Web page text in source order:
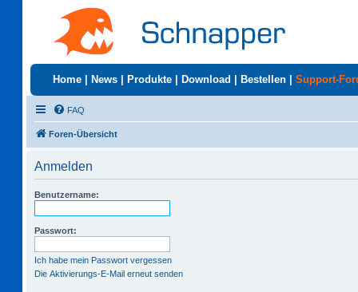
Home News Produkte Download Bestellen Support-
FAQ
Foren-Übersicht
Anmelden
Benutzername:
Passwort:
Ich habe mein Passwort vergessen
Die Aktivierungs-E-Mail erneut senden